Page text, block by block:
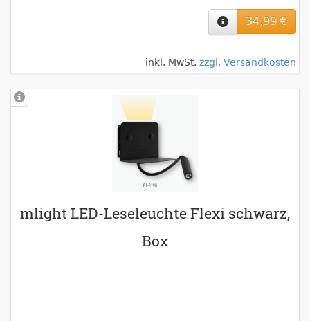
34,99 €
inkl. MwSt. zzgl. Versandkosten
mlight LED-Leseleuchte Flexi schwarz,
Box